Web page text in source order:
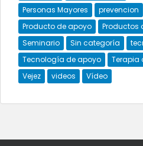
Personas Mayores
prevencion
Producto de apoyo
Productos
Seminario
Sin categoría
Tecnología de apoyo
Terapia
Vejez
videos Vídeo